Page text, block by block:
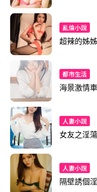
亂倫小說
超辣的姊姊
都市生活
海景激情
人妻小說
女友之淫
人妻小說
隔壁誘個